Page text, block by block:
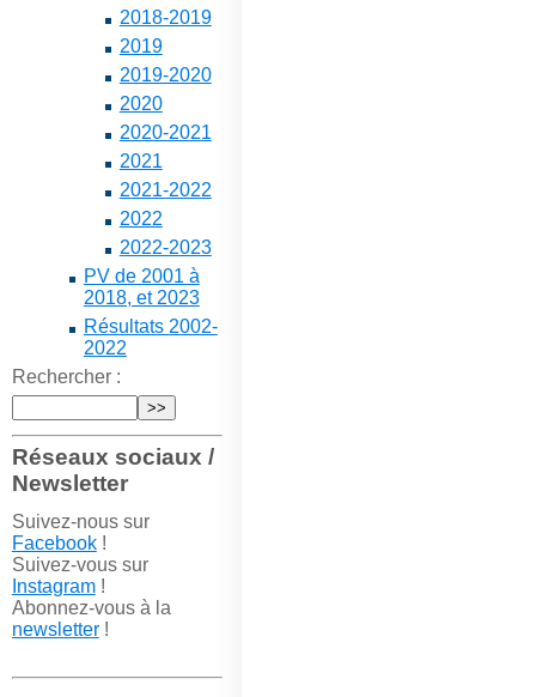
2018-2019
2019
2019-2020
2020
2020-2021
2021
2021-2022
2022
2022-2023
PV de 2001 à
2018, et 2023
Résultats 2002-
2022
Rechercher :
Réseaux sociaux /
Newsletter
Suivez-nous sur
Facebook!
Suivez-vous sur
Instagram!
Abonnez-vous à la
newsletter!